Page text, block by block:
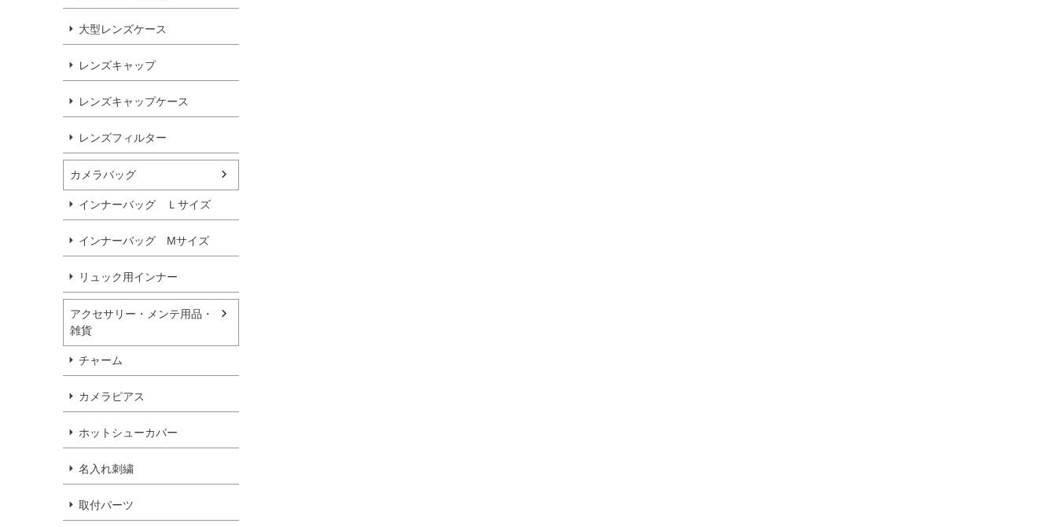
大型レンズケース
レンズキャップ
レンズキャップケース
レンズフィルター
カメラバッグ
インナーバッグ Ｌサイズ
インナーバッグ Мサイズ
リュック用インナー
アクセサリー・メンテ用品・
雑貨
チャーム
カメラピアス
ホットシューカバー
名入れ刺繍
取付パーツ